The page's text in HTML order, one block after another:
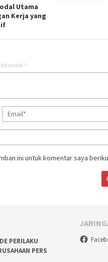
Utama
Kerja yang
ditandai *
ini untuk komentar saya
PERILAKU
PERS